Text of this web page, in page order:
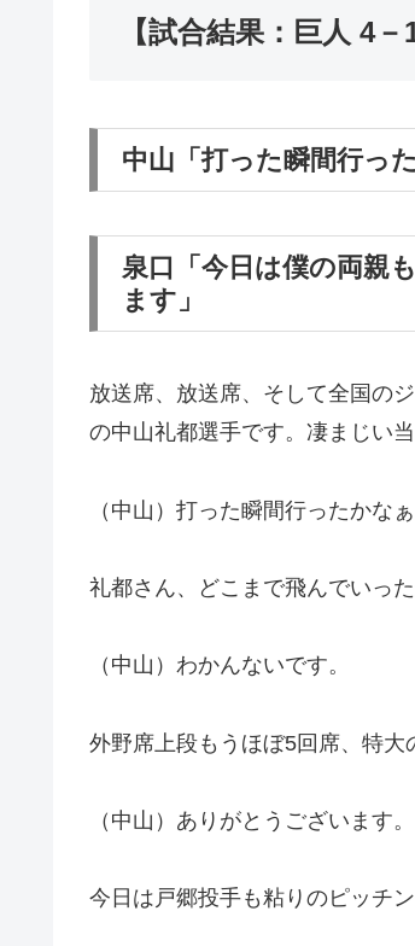
【試合結果：巨人 4－
中山「打った瞬間行っ
泉口「今日は僕の両親
ます」
放送席、放送席、そして全国の
の中山礼都選手です。凄まじい当
（中山）打った瞬間行ったかな
礼都さん、どこまで飛んでいっ
（中山）わかんないです。
外野席上段もうほぼ5回席、特大
（中山）ありがとうございます。
今日は戸郷投手も粘りのピッチ